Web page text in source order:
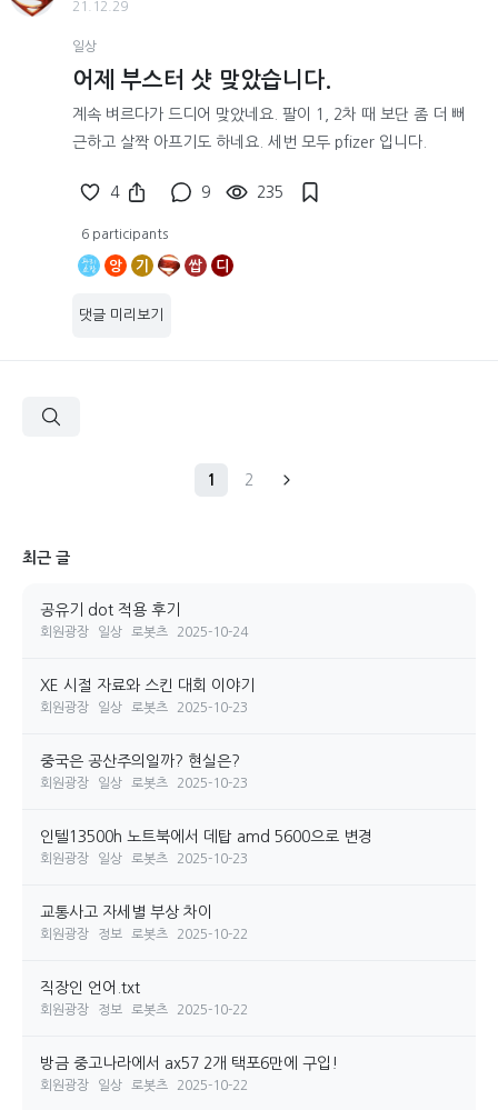
21.12.29
일상
어제 부스터 샷 맞았습니다.
계속 벼르다가 드디어 맞았네요. 팔이 1, 2차 때 보단 좀 더 뻐
근하고 살짝 아프기도 하네요. 세번 모두 pfizer 입니다.
4 9 235
6 participants
앙 기 쌉 디
댓글 미리보기
1 2
최근 글
공유기 dot 적용 후기
회원광장 일상 로봇츠 2025-10-24
XE 시절 자료와 스킨 대회 이야기
회원광장 일상 로봇츠 2025-10-23
중국은 공산주의일까? 현실은?
회원광장 일상 로봇츠 2025-10-23
인텔13500h 노트북에서 데탑 amd 5600으로 변경
회원광장 일상 로봇츠 2025-10-23
교통사고 자세별 부상 차이
회원광장 정보 로봇츠 2025-10-22
직장인 언어.txt
회원광장 정보 로봇츠 2025-10-22
방금 중고나라에서 ax57 2개 택포6만에 구입!
회원광장 일상 로봇츠 2025-10-22